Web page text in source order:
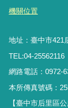
機關位置
地址：臺中市421
TEL:04-25562116
網路電話：0972-
本所傳真號碼：
【臺中市后里區